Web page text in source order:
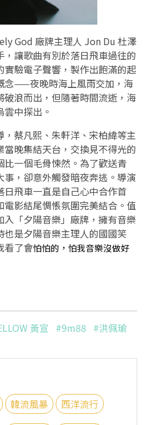
God 廠牌主理人 Jon Du 杜澤
讓歌曲有別於落日飛車過往的
驗電子聲響，製作出飽滿的起
念——夜晚時海上風雨交加，海
浪而出，但隨著時間流逝，海
中探出。
，蔡凡熙、朱軒洋、宋柏緯等主
晚集結天台，交換見不得光的
一個毛骨悚然。為了歡送青
，卻意外觸發暗夜奔逃。導演
飛車一直是自己心中合作首
影結尾惆悵氛圍完美結合。值
「夕陽音樂」廠牌，擁有音樂
也是夕陽音樂主理人的國國笑
看了會怕怕的，怕我音樂沒做好
黃宣 #9m88 #洪佩瑜
韓流風暴 西洋流行